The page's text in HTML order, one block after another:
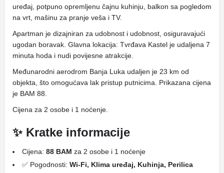
uređaj, potpuno opremljenu čajnu kuhinju, balkon sa pogledom
na vrt, mašinu za pranje veša i TV.
Apartman je dizajniran za udobnost i udobnost, osiguravajući
ugodan boravak. Glavna lokacija: Tvrđava Kastel je udaljena 7
minuta hoda i nudi povijesne atrakcije.
Međunarodni aerodrom Banja Luka udaljen je 23 km od
objekta, što omogućava lak pristup putnicima. Prikazana cijena
je BAM 88.
Cijena za 2 osobe i 1 noćenje.
✨ Kratke informacije
Cijena: 88 BAM za 2 osobe i 1 noćenje
✅ Pogodnosti: Wi-Fi, Klima uređaj, Kuhinja, Perilica